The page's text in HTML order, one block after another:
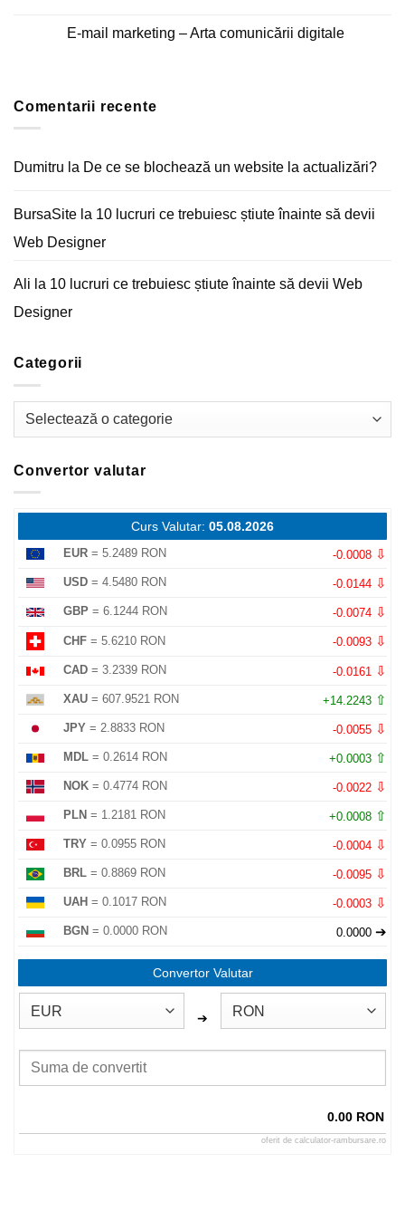
iPhone
la
unui
magazin
E-mail marketing – Arta comunicării digitale
marketing
Comentarii recente
Dumitru la De ce se blochează un website la actualizări?
BursaSite la 10 lucruri ce trebuiesc știute înainte să devii
Web Designer
Ali la 10 lucruri ce trebuiesc știute înainte să devii Web
Designer
Categorii
Categorii
Convertor valutar
Curs Valutar: 05.08.2026
EUR = 5.2489 RON -0.0008 ⇩
USD = 4.5480 RON -0.0144 ⇩
GBP = 6.1244 RON -0.0074 ⇩
CHF = 5.6210 RON -0.0093 ⇩
CAD = 3.2339 RON -0.0161 ⇩
XAU = 607.9521 RON +14.2243 ⇧
JPY = 2.8833 RON -0.0055 ⇩
MDL = 0.2614 RON +0.0003 ⇧
NOK = 0.4774 RON -0.0022 ⇩
PLN = 1.2181 RON +0.0008 ⇧
TRY = 0.0955 RON -0.0004 ⇩
BRL = 0.8869 RON -0.0095 ⇩
UAH = 0.1017 RON -0.0003 ⇩
BGN = 0.0000 RON 0.0000 ➔
Convertor Valutar
➔
0.00 RON
oferit decalculator-rambursare.ro